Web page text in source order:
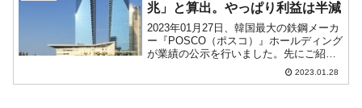
兆」と算出。やっぱり利益は半減
2023年01月27日、韓国最大の鉄鋼メーカ
ー『POSCO（ポスコ）』ホールディング
が業績の公示を行いました。先にご紹介
した段階では、営業利益までしか出てい
なかったですが、今回は当期純利益まで
2023.01.28